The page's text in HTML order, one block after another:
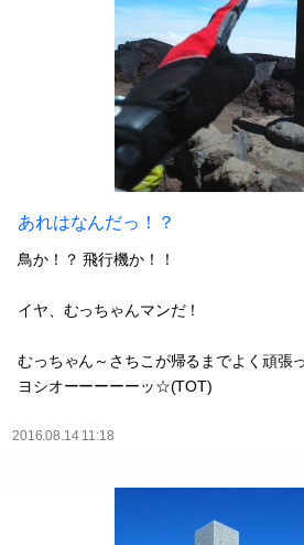
あれはなんだっ！？
鳥か！？ 飛行機か！！
イヤ、むっちゃんマンだ！
むっちゃん～さちこが帰るまでよく頑張
ヨシオーーーーーッ☆(TOT)
2016.08.14 11:18